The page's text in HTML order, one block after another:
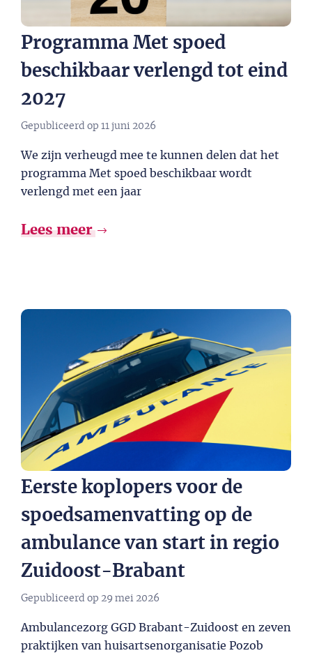
Programma Met spoed
beschikbaar verlengd tot eind
2027​
Gepubliceerd op 11 juni 2026
We zijn verheugd mee te kunnen delen dat het
programma Met spoed beschikbaar wordt
verlengd met een jaar
Lees meer
Eerste koplopers voor de
spoedsamenvatting op de
ambulance van start in regio
Zuidoost-Brabant
Gepubliceerd op 29 mei 2026
Ambulancezorg GGD Brabant-Zuidoost en zeven
praktijken van huisartsenorganisatie Pozob